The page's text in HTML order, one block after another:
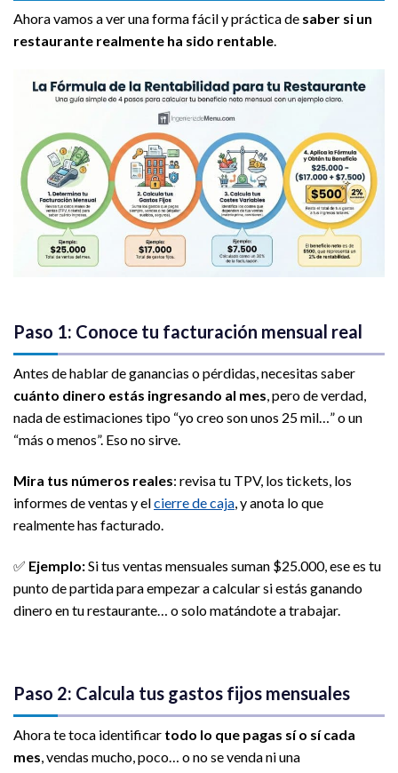
Ahora vamos a ver una forma fácil y práctica de saber si un
restaurante realmente ha sido rentable
Paso 1: Conoce tu facturación mensual real
Antes de hablar de ganancias o pérdidas, necesitas saber
cuánto dinero estás ingresando al mes, pero de verdad,
nada de estimaciones tipo “yo creo son unos 25 mil…” o un
“más o menos”. Eso no sirve.
Mira tus números reales: revisa tu TPV, los tickets, los
informes de ventas y elcierre de caja , y anota lo que
realmente has facturado.
✅ Ejemplo:Si tus ventas mensuales suman $25.000, ese es tu
punto de partida para empezar a calcular si estás ganando
dinero en tu restaurante… o solo matándote a trabajar.
Paso 2: Calcula tus gastos fijos mensuales
Ahora te toca identificar todo lo que pagas sí o sí cada
mes, vendas mucho, poco… o no se venda ni una